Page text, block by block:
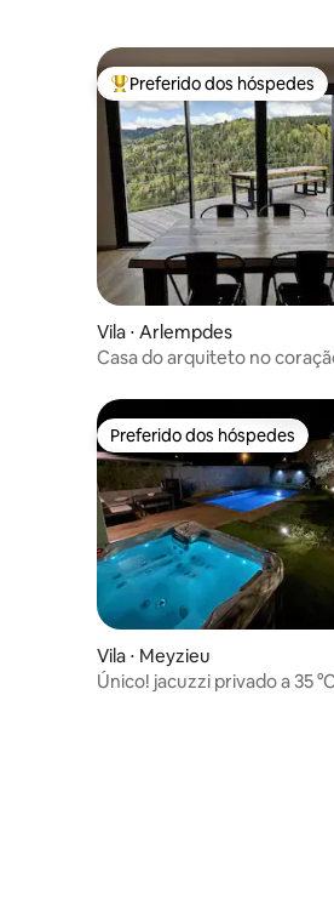
Entre os melhores preferidos
Preferido dos hóspedes
Vila ⋅ Arlempdes
Casa do arquiteto no
Preferido dos hóspedes
Preferido dos hóspedes
Vila ⋅ Meyzieu
Único! jacuzzi privado a 35